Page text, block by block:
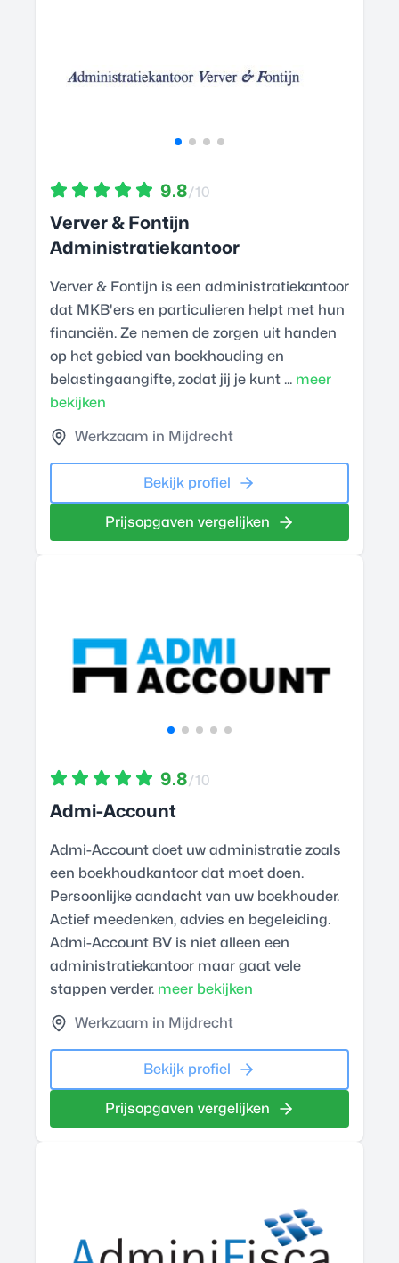
9.8/10
Verver & Fontijn
Administratiekantoor
Verver & Fontijn is een administratiekantoor
dat MKB'ers en particulieren helpt met hun
financiën. Ze nemen de zorgen uit handen
op het gebied van boekhouding en
belastingaangifte, zodat jij je kunt ... meer
bekijken
Werkzaam in Mijdrecht
Bekijk profiel
Prijsopgaven vergelijken
9.8/10
Admi-Account
Admi-Account doet uw administratie zoals
een boekhoudkantoor dat moet doen.
Persoonlijke aandacht van uw boekhouder.
Actief meedenken, advies en begeleiding.
Admi-Account BV is niet alleen een
administratiekantoor maar gaat vele
stappen verder. meer bekijken
Werkzaam in Mijdrecht
Bekijk profiel
Prijsopgaven vergelijken